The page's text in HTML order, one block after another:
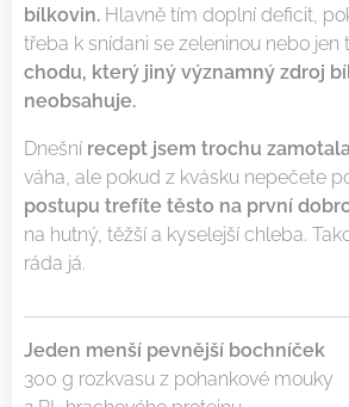
bílkovin. Hlavně tím doplní deficit,
třeba k snídani se zeleninou nebo jen
chodu, který jiný významný zdroj
neobsahuje.
Dnešní recept jsem trochu
váha, ale pokud z kvásku nepečete
postupu trefíte těsto na první
na hutný, těžší a kyselejší chleba.
ráda já.
Jeden menší pevnější bochníček
300 g rozkvasu z pohankové mouky